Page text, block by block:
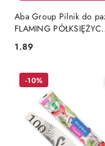
Aba Group Pilnik do
FLAMING PÓŁKSIĘŻYC
100/180 STANDARD
Cena:
1.89
-10%